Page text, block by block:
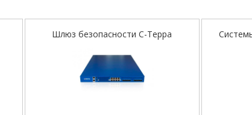
Шлюз безопасности С-Терра